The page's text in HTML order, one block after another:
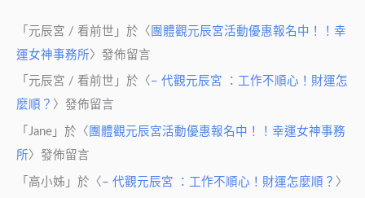
「 元辰宮 / 看前世 」於〈 團體觀元辰宮活動優惠報名中！！幸
運女神事務所 〉發佈留言
「 元辰宮 / 看前世 」於〈 – 代觀元辰宮 ：工作不順心！財運怎
麼順？ 〉發佈留言
「 Jane 」於〈 團體觀元辰宮活動優惠報名中！！幸運女神事務
所〉發佈留言
「 高小姊 」於〈 – 代觀元辰宮 ：工作不順心！財運怎麼順？ 〉